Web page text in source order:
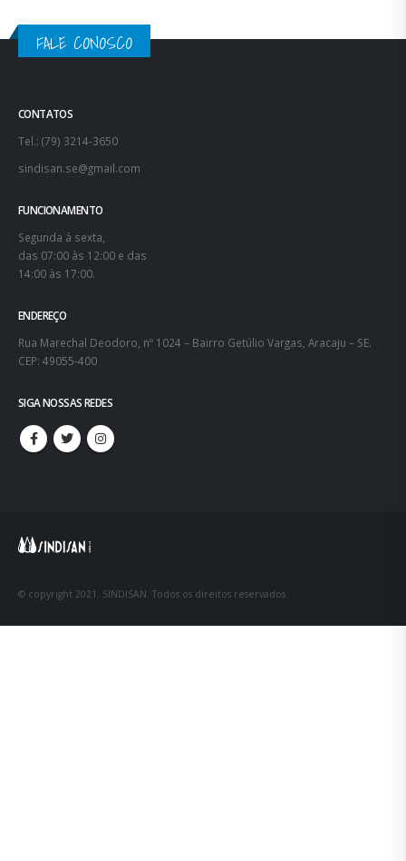
FALE CONOSCO
CONTATOS
Tel.: (79) 3214-3650
sindisan.se@gmail.com
FUNCIONAMENTO
Segunda à sexta,
das 07:00 às 12:00 e das
14:00 às 17:00.
ENDEREÇO
Rua Marechal Deodoro, nº 1024 – Bairro Getúlio Vargas, Aracaju – SE.
CEP: 49055-400
SIGA NOSSAS REDES
© copyright 2021. SINDISAN. Todos os direitos reservados